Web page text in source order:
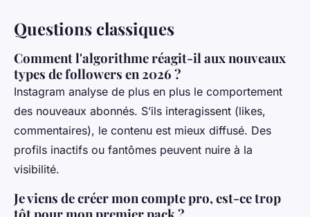
Questions classiques
Comment l'algorithme réagit-il aux nouveaux
types de followers en 2026 ?
Instagram analyse de plus en plus le comportement
des nouveaux abonnés. S’ils interagissent (likes,
commentaires), le contenu est mieux diffusé. Des
profils inactifs ou fantômes peuvent nuire à la
visibilité.
Je viens de créer mon compte pro, est-ce trop